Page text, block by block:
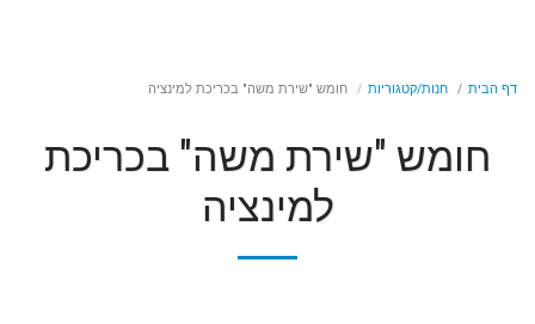
דף הבית חנות/קטגוריות חומש "שירת משה" בכריכת למינציה
חומש "שירת משה" בכריכת
למינציה